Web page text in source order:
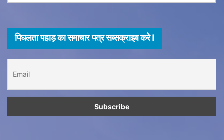
न्यूज़
पिघलता पहाड़ का समाचार पत्र सब्सक्राइब करे I